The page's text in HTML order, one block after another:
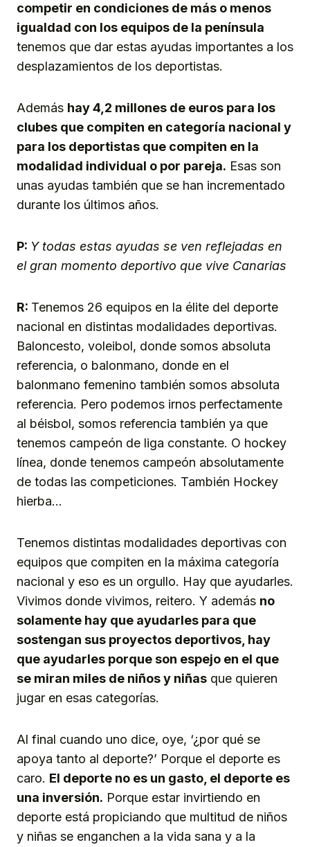
competir en condiciones de más o menos
igualdad con los equipos de la península
tenemos que dar estas ayudas importantes a los
desplazamientos de los deportistas.
Además hay 4,2 millones de euros para los
clubes que compiten en categoría nacional y
para los deportistas que compiten en la
modalidad individual o por pareja. Esas son
unas ayudas también que se han incrementado
durante los últimos años.
P: Y todas estas ayudas se ven reflejadas en
el gran momento deportivo que vive Canarias
R: Tenemos 26 equipos en la élite del deporte
nacional en distintas modalidades deportivas.
Baloncesto, voleibol, donde somos absoluta
referencia, o balonmano, donde en el
balonmano femenino también somos absoluta
referencia. Pero podemos irnos perfectamente
al béisbol, somos referencia también ya que
tenemos campeón de liga constante. O hockey
línea, donde tenemos campeón absolutamente
de todas las competiciones. También Hockey
hierba…
Tenemos distintas modalidades deportivas con
equipos que compiten en la máxima categoría
nacional y eso es un orgullo. Hay que ayudarles.
Vivimos donde vivimos, reitero. Y además no
solamente hay que ayudarles para que
sostengan sus proyectos deportivos, hay
que ayudarles porque son espejo en el que
se miran miles de niños y niñas que quieren
jugar en esas categorías.
Al final cuando uno dice, oye, ‘¿por qué se
apoya tanto al deporte?’ Porque el deporte es
caro. El deporte no es un gasto, el deporte es
una inversión. Porque estar invirtiendo en
deporte está propiciando que multitud de niños
y niñas se enganchen a la vida sana y a la